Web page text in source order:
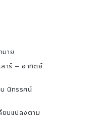
าย
าร์ – อาทิตย์
น นิทรรศน์
ยนแปลงตาม